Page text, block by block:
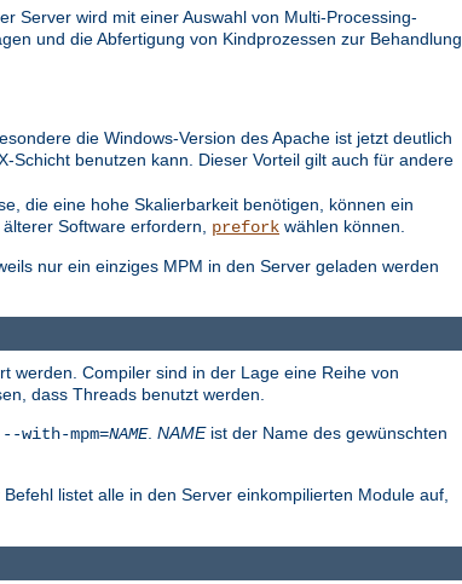
Server wird mit einer Auswahl von Multi-Processing-
und die Abfertigung von Kindprozessen zur Behandlung
die Windows-Version des Apache ist jetzt deutlich
Schicht benutzen kann. Dieser Vorteil gilt auch für andere
die eine hohe Skalierbarkeit benötigen, können ein
Software erfordern, prefork wählen können.
nur ein einziges MPM in den Server geladen werden
werden. Compiler sind in der Lage eine Reihe von
dass Threads benutzt werden.
--with-mpm=NAME. NAMEist der Name des gewünschten
listet alle in den Server einkompilierten Module auf,